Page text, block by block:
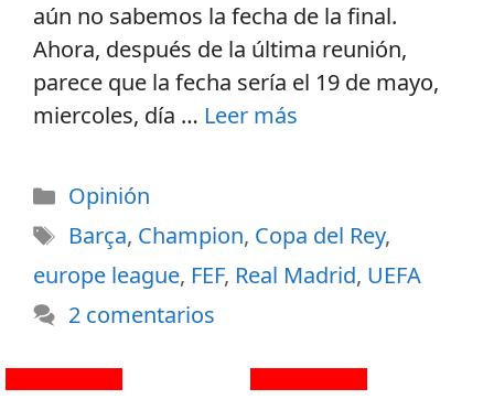
aún no sabemos la fecha de la final.
Ahora, después de la última reunión,
parece que la fecha sería el 19 de mayo,
miercoles, día … Leer más
Opinión
Barça, Champion, Copa del Rey,
europe league, FEF, Real Madrid, UEFA
2 comentarios